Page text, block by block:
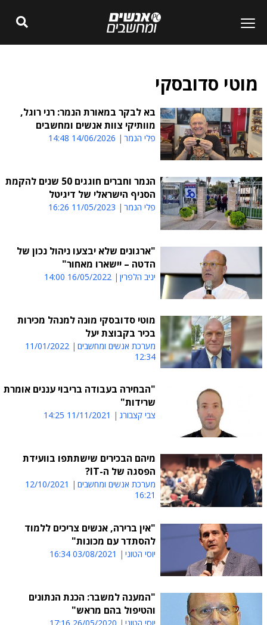
מוטי סדובסקי
בא לבקר במאורת הנמר: רני רוגל,
מוותיקי צוות אנשים ומחשבים
פלי הנמר 14/06/2026 14:48
הנמר וחברים חוגגים 50 שנים להקמת
הסניף הישראלי של דיגיטל
פלי הנמר 11/05/2023 16:26
"ארגונים שלא יבצעו ניהול נכון של
הדטה – יישארו מאחור"
יניב הלפרין 16/05/2022 14:00
מוטי סדובסקי מונה למנהל מכירות
בכיר בקבוצת יעל
מערכת אנשים ומחשבים
11/01/2022
12:34
"הבחירה בעבודה בריבוי עננים אומרת
שרידות"
צבי קצבורג 11/11/2021 14:25
מיהם הבכירים שישתתפו בוועידת
הפסגה של ה-IT?
מערכת אנשים ומחשבים
12/10/2021
16:21
"אין ברירה, אנשים צריכים ללמוד
להסתדר עם מכונות"
יוסי הטוני 03/08/2021 16:34
"המענה למשבר: הכנת הנתונים
והטיפול בהם מראש"